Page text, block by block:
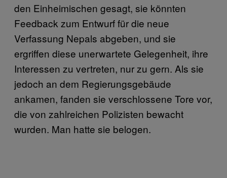
den Einheimischen gesagt, sie könnten
Feedback zum Entwurf für die neue
Verfassung Nepals abgeben, und sie
ergriffen diese unerwartete Gelegenheit, ihre
Interessen zu vertreten, nur zu gern. Als sie
jedoch an dem Regierungsgebäude
ankamen, fanden sie verschlossene Tore vor,
die von zahlreichen Polizisten bewacht
wurden. Man hatte sie belogen.